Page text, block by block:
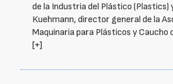
de la Industria del Plástico (Plastics)
Kuehmann, director general de la
Maquinaria para Plásticos y Caucho
[+]